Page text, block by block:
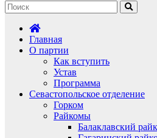
Главная
О партии
Как вступить
Устав
Программа
Севастопольское отделение
Горком
Райкомы
Балаклавский